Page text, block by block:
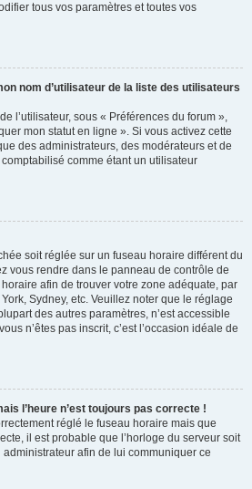
tous vos paramètres et toutes vos
nom d’utilisateur de la liste des utilisateurs
l’utilisateur, sous « Préférences du forum »,
mon statut en ligne ». Si vous activez cette
des administrateurs, des modérateurs et de
comme étant un utilisateur
soit réglée sur un fuseau horaire différent du
vous rendre dans le panneau de contrôle de
horaire afin de trouver votre zone adéquate, par
Sydney, etc. Veuillez noter que le réglage
des autres paramètres, n’est accessible
n’êtes pas inscrit, c’est l’occasion idéale de
l’heure n’est toujours pas correcte !
réglé le fuseau horaire mais que
il est probable que l’horloge du serveur soit
afin de lui communiquer ce